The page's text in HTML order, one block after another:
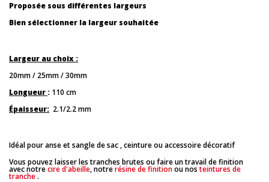
Proposée sous différentes largeurs
Bien sélectionner la largeur souhaitée
Largeur au choix :
20mm / 25mm / 30mm
Longueur : 110 cm
Épaisseur: 2.1/2.2 mm
Idéal pour anse et sangle de sac , ceinture ou accessoire décoratif
Vous pouvez laisser les tranches brutes ou faire un travail de finition
avec notrecire d'abeille, notrerésine de finitionou nosteintures de
tranche.